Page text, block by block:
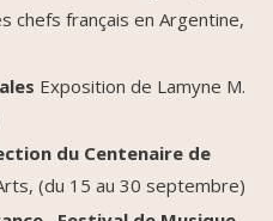
chefs français en Argentine,
Exposition de Lamyne M.
du Centenaire de
(du 15 au 30 septembre)